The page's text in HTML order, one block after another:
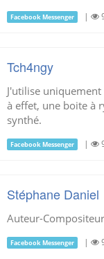
Facebook Messenger |
Tch4ngy
J'utilise
à effet, une boite à
synthé.
Facebook Messenger |
Stéphane Daniel
Auteur-
Facebook Messenger |